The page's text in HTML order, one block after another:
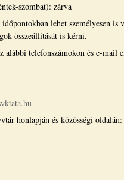
szombat): zárva
lehet személyesen is
összeállítását is kérni.
alábbi telefonszámokon és e-mail
honlapján és közösségi oldalán: